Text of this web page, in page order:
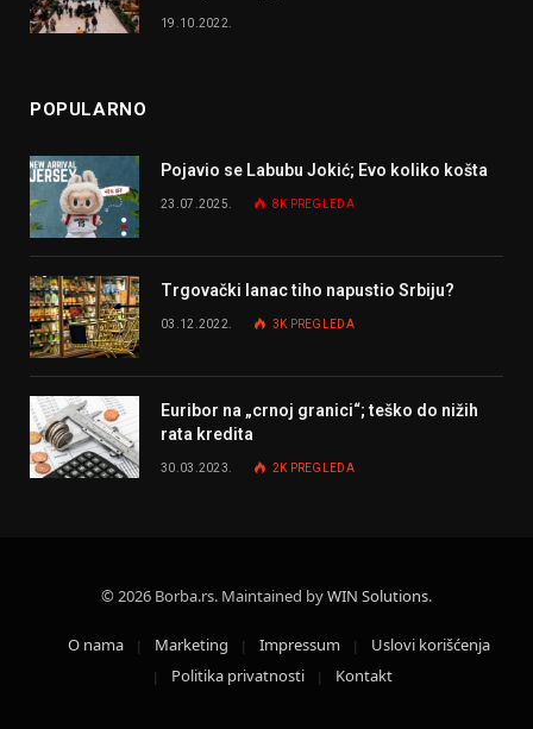
19.10.2022.
POPULARNO
Pojavio se Labubu Jokić; Evo koliko košta
23.07.2025. 8K PREGLEDA
Trgovački lanac tiho napustio Srbiju?
03.12.2022. 3K PREGLEDA
Euribor na „crnoj granici“; teško do nižih
rata kredita
30.03.2023. 2K PREGLEDA
© 2026 Borba.rs. Maintained byWIN Solutions.
O nama Marketing Impressum
Uslovi korišćenja
Politika privatnosti
Kontakt